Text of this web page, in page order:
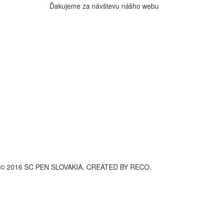
Ďakujeme za návštevu nášho webu
© 2016 SC PEN SLOVAKIA. CREATED BY RECO.